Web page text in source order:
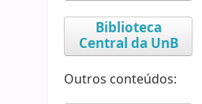
Biblioteca
Central da UnB
Outros conteúdos: